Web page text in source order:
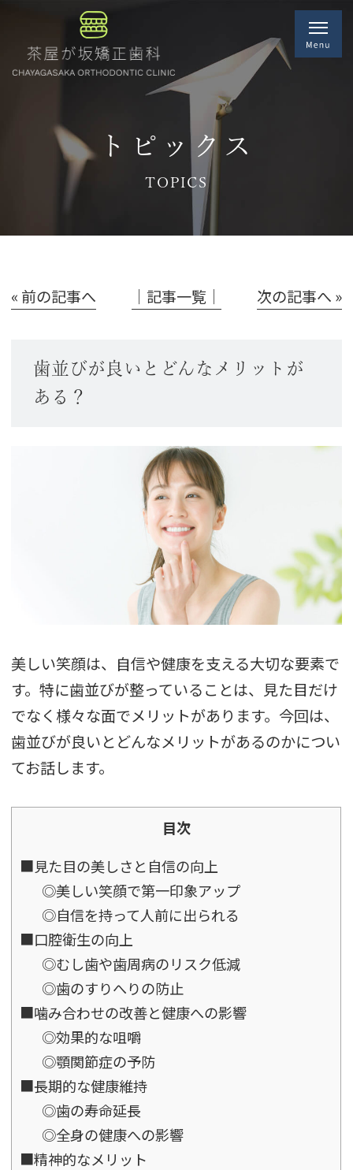
トピックス
TOPICS
« 前の記事へ │記事一覧│ 次の記事へ »
歯並びが良いとどんなメリットが
ある？
美しい笑顔は、自信や健康を支える大切な要素で
す。特に歯並びが整っていることは、見た目だけ
でなく様々な面でメリットがあります。今回は、
歯並びが良いとどんなメリットがあるのかについ
てお話します。
目次
■見た目の美しさと自信の向上
◎美しい笑顔で第一印象アップ
◎自信を持って人前に出られる
■口腔衛生の向上
◎むし歯や歯周病のリスク低減
◎歯のすりへりの防止
■噛み合わせの改善と健康への影響
◎効果的な咀嚼
◎顎関節症の予防
■長期的な健康維持
◎歯の寿命延長
◎全身の健康への影響
■精神的なメリット